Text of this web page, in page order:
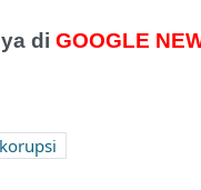
di GOOGLE